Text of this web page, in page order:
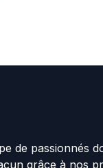
de passionnés
grâce à nos